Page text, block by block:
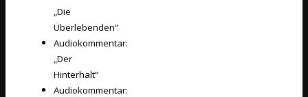
„Die
Überlebenden“
Audiokommentar:
„Der
Hinterhalt“
Audiokommentar: